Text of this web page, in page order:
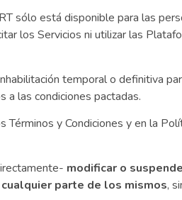
sólo está disponible para las
los Servicios ni utilizar las
temporal o definitiva
a las condiciones pactadas.
y Condiciones y en la
modificar o
parte de los mismos,